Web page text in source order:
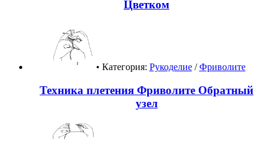
Цветком
• Категория: Рукоделие/Фриволите
Техника плетения Фриволите Обратный
узел